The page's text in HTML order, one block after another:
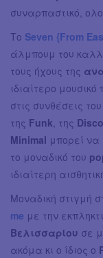
συναρπαστικό,
Το Seven {From
άλμπουμ του
τους ήχους της
ιδιαίτερο
στις συνθέσεις
της Funk , της Disco
Minimal μπορεί
το μοναδικό του
ιδιαίτερη
Μοναδική στιγμή
me με την
Βελισσαρίου σε
ακόμα κι ο ίδιος ο